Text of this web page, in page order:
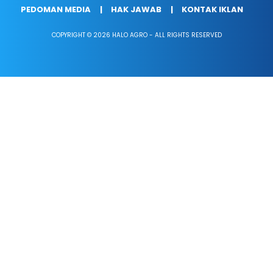
PEDOMAN MEDIA HAK JAWAB KONTAK IKLAN
COPYRIGHT © 2026 HALO AGRO - ALL RIGHTS RESERVED